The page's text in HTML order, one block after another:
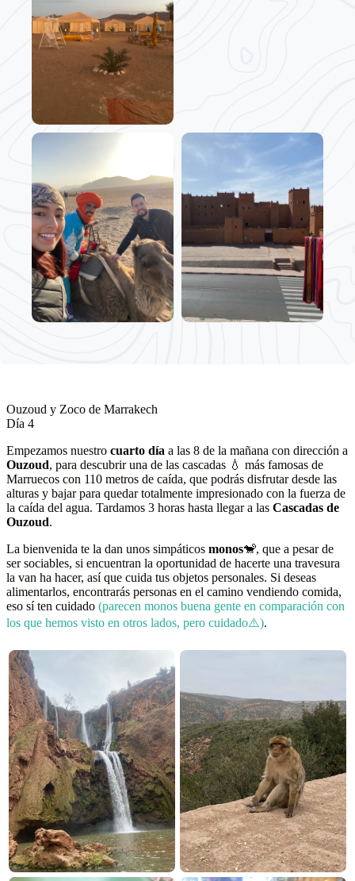
Ouzoud y Zoco de Marrakech
Día 4
Empezamos nuestro cuarto día a las 8 de la mañana con dirección a
Ouzoud, para descubrir una de las cascadas 💧 más famosas de
Marruecos con 110 metros de caída, que podrás disfrutar desde las
alturas y bajar para quedar totalmente impresionado con la fuerza de
la caída del agua. Tardamos 3 horas hasta llegar a las Cascadas de
Ouzoud.
La bienvenida te la dan unos simpáticos monos🐒, que a pesar de
ser sociables, si encuentran la oportunidad de hacerte una travesura
la van ha hacer, así que cuida tus objetos personales. Si deseas
alimentarlos, encontrarás personas en el camino vendiendo comida,
eso sí ten cuidado (parecen monos buena gente en comparación con
los que hemos visto en otros lados, pero cuidado⚠️).